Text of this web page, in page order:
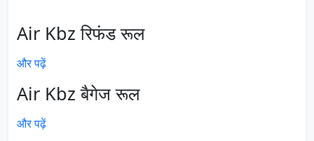
Air Kbz रिफंड रूल
और पढ़ें
Air Kbz बैगेज रूल
और पढ़ें